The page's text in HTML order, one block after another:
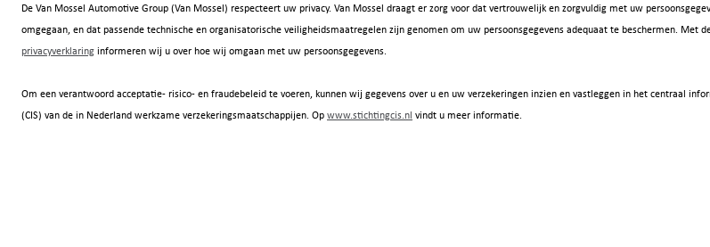
De Van Mossel Automotive Group (Van Mossel) respecteert uw privacy. Van Mossel draagt er zorg voor dat vertrouwelijk en zorgvuldig met uw
omgegaan, en dat passende technische en organisatorische veiligheidsmaatregelen zijn genomen om uw persoonsgegevens adequaat te beschermen. Met
privacyverklaringinformeren wij u over hoe wij omgaan met uw persoonsgegevens.
Om een verantwoord acceptatie- risico- en fraudebeleid te voeren, kunnen wij gegevens over u en uw verzekeringen inzien en vastleggen in het centraal
(CIS) van de in Nederland werkzame verzekeringsmaatschappijen. Opwww.stichtingcis.nl vindt u meer informatie.